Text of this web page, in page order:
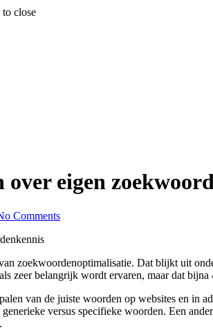
close
eigen
Comments
zoekwoordenoptimalisatie. Dat blijkt uit
zeer belangrijk wordt ervaren, maar dat
van de juiste woorden op websites en
versus specifieke woorden. Een